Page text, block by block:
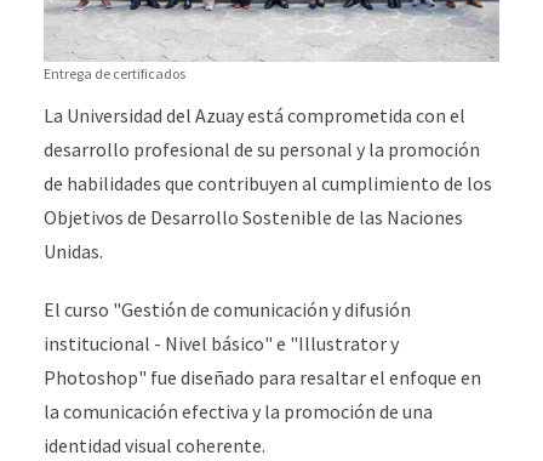
Entrega de certificados
La Universidad del Azuay está comprometida con el
desarrollo profesional de su personal y la promoción
de habilidades que contribuyen al cumplimiento de los
Objetivos de Desarrollo Sostenible de las Naciones
Unidas.
El curso "Gestión de comunicación y difusión
institucional - Nivel básico" e "Illustrator y
Photoshop" fue diseñado para resaltar el enfoque en
la comunicación efectiva y la promoción de una
identidad visual coherente.